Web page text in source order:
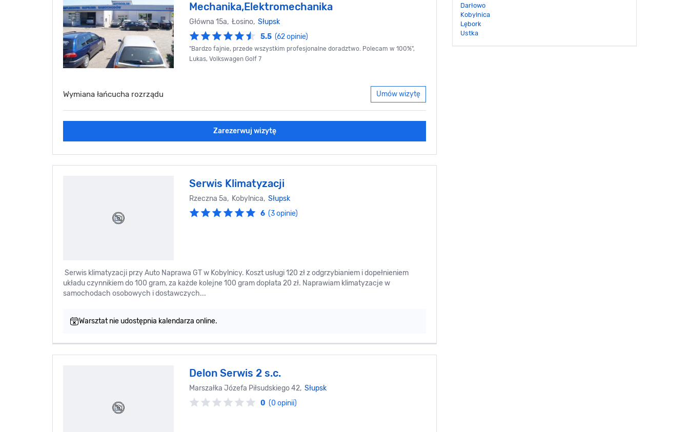
Mechanika,Elektromechanika
Główna 15a, Łosino, Słupsk
5.5 (62 opinie)
"Bardzo fajnie, przede wszystkim profesjonalne doradztwo. Polecam w 100%",
Lukas, Volkswagen Golf 7
Wymiana łańcucha rozrządu Umów wizytę
Zarezerwuj wizytę
Serwis Klimatyzacji
Rzeczna 5a, Kobylnica, Słupsk
6 (3 opinie)
Serwis klimatyzacji przy Auto Naprawa GT w Kobylnicy. Koszt usługi 120 zł z odgrzybianiem i dopełnieniem
układu czynnikiem do 100 gram, za każde kolejne 100 gram dopłata 20 zł. Naprawiam klimatyzacje w
samochodach osobowych i dostawczych...
Warsztat nie udostępnia kalendarza online.
Delon Serwis 2 s.c.
Marszałka Józefa Piłsudskiego 42, Słupsk
0 (0 opinii)
Darłowo
Kobylnica
Lębork
Ustka